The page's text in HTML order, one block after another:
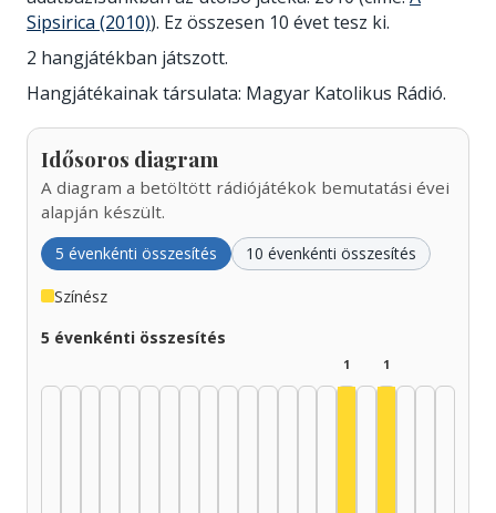
Sipsirica (2010)). Ez összesen 10 évet tesz ki.
2 hangjátékban játszott.
Hangjátékainak társulata: Magyar Katolikus Rádió.
Idősoros diagram
A diagram a betöltött rádiójátékok bemutatási évei
alapján készült.
5 évenkénti összesítés 10 évenkénti összesítés
Színész
5 évenkénti összesítés
1 1